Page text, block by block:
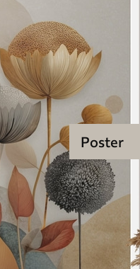
Poster